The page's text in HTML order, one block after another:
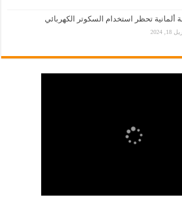
ألمانية تحظر استخدام السكوتر الكهربائي
18, 2024